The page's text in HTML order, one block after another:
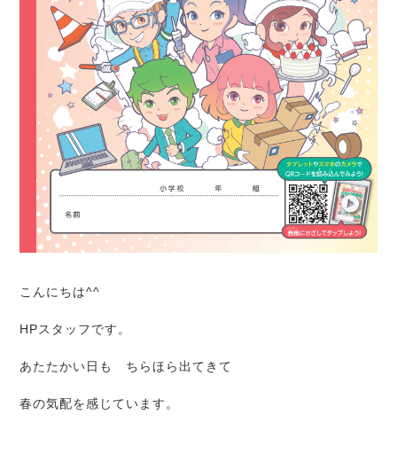
こんにちは^^
HPスタッフです。
あたたかい日も ちらほら出てきて
春の気配を感じています。